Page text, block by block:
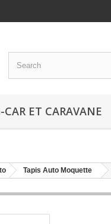
ET CARAVANE
Tapis Auto Moquette